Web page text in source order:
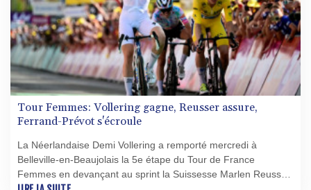
Tour Femmes: Vollering gagne, Reusser assure,
Ferrand-Prévot s'écroule
La Néerlandaise Demi Vollering a remporté mercredi à
Belleville-en-Beaujolais la 5e étape du Tour de France
Femmes en devançant au sprint la Suissesse Marlen Reusser,